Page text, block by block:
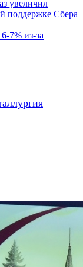
увеличил
поддержке Сбера
7% из-за